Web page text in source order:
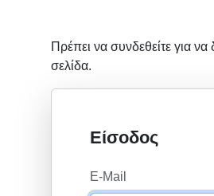
Πρέπει να συνδεθείτε για να
σελίδα.
Είσοδος
E-Mail